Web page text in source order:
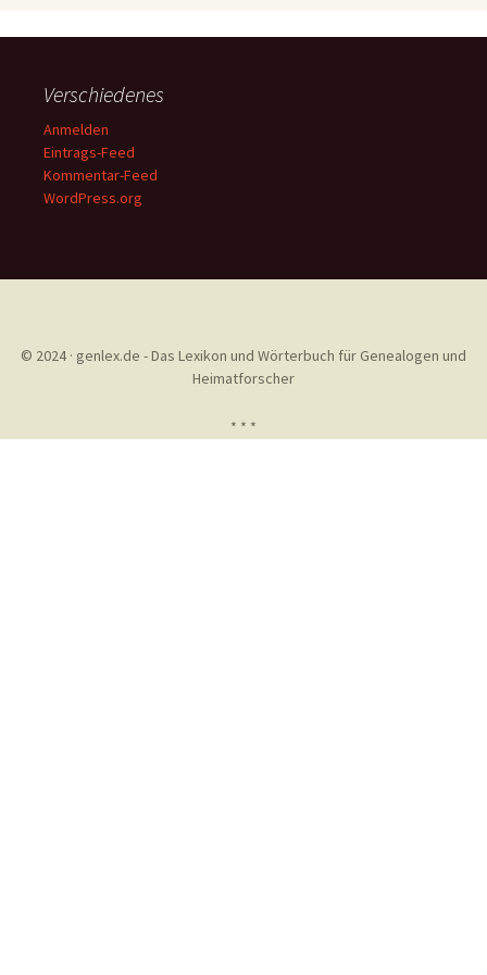
Verschiedenes
Anmelden
Eintrags-Feed
Kommentar-Feed
WordPress.org
© 2024 · genlex.de - Das Lexikon und Wörterbuch für Genealogen und
Heimatforscher
* * *